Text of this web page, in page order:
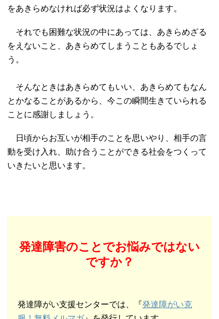
をあきらめなければ必ず状況はよくなります。
それでも困難な状況の中にあっては、あきらめざる
をえないこと、あきらめてしまうこともあるでしょ
う。
そんなときはあきらめてもいい、あきらめてもなん
とかなることがあるから、今この瞬間生きていられる
ことに感謝しましょう。
日頃からお互いが相手のことを思いやり、相手の言
動を受け入れ、助け合うことができる社会をつくって
いきたいと思います。
発達障害のことでお悩みではない
ですか？
発達障がい支援センターでは、『発達障がい克